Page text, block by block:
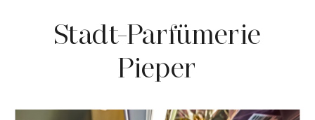
Über YBPN
Stadt-Parfümerie
Pieper